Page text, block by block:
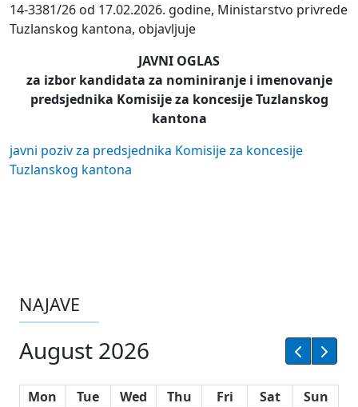
14-3381/26 od 17.02.2026. godine, Ministarstvo privrede
Tuzlanskog kantona, objavljuje
JAVNI OGLAS
za izbor kandidata za nominiranje i imenovanje
predsjednika Komisije za koncesije Tuzlanskog
kantona
javni poziv za predsjednika Komisije za koncesije
Tuzlanskog kantona
NAJAVE
August 2026
Mon Tue Wed Thu Fri Sat
Sun